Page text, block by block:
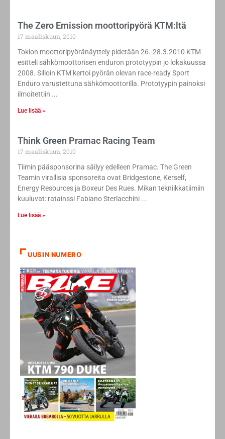
The Zero Emission moottoripyörä KTM:ltä
17 maaliskuun, 2010
Tokion moottoripyöränäyttely pidetään 26.-28.3.2010 KTM
esitteli sähkömoottorisen enduron prototyypin jo lokakuussa
2008. Silloin KTM kertoi pyörän olevan race-ready Sport
Enduro varustettuna sähkömoottorilla. Prototyypin painoksi
ilmoitettiin
Lue lisää »
Think Green Pramac Racing Team
17 maaliskuun, 2010
Tiimin pääsponsorina säilyy edelleen Pramac. The Green
Teamin virallisia sponsoreita ovat Bridgestone, Kerself,
Energy Resources ja Boxeur Des Rues. Mikan tekniikkatiimiin
kuuluvat: ratainssi Fabiano Sterlacchini
Lue lisää »
UUSIN NUMERO